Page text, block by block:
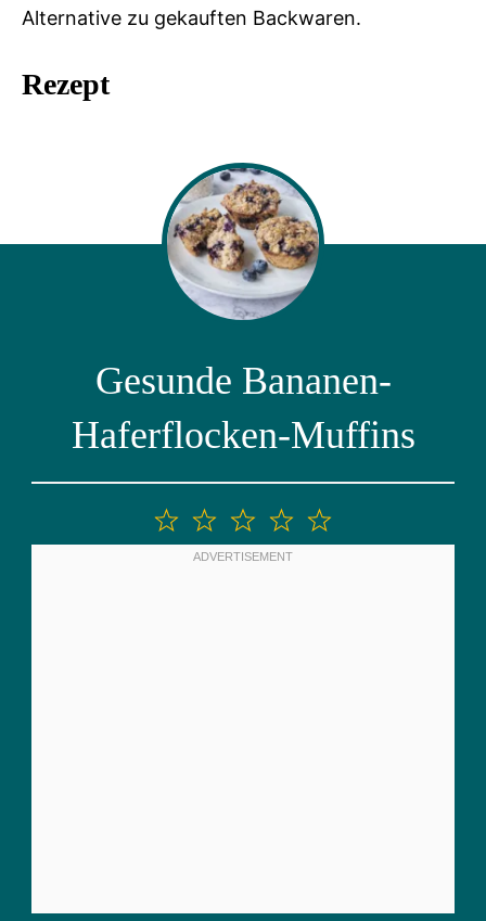
Alternative zu gekauften Backwaren.
Rezept
Gesunde Bananen-
Haferflocken-Muffins
5
4
Sterne
3
Sterne
2
Sterne
1
Stern